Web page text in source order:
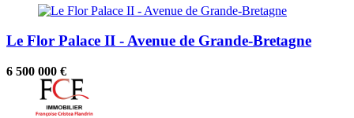
Le Flor Palace II - Avenue de Grande-Bretagne
6 500 000 €